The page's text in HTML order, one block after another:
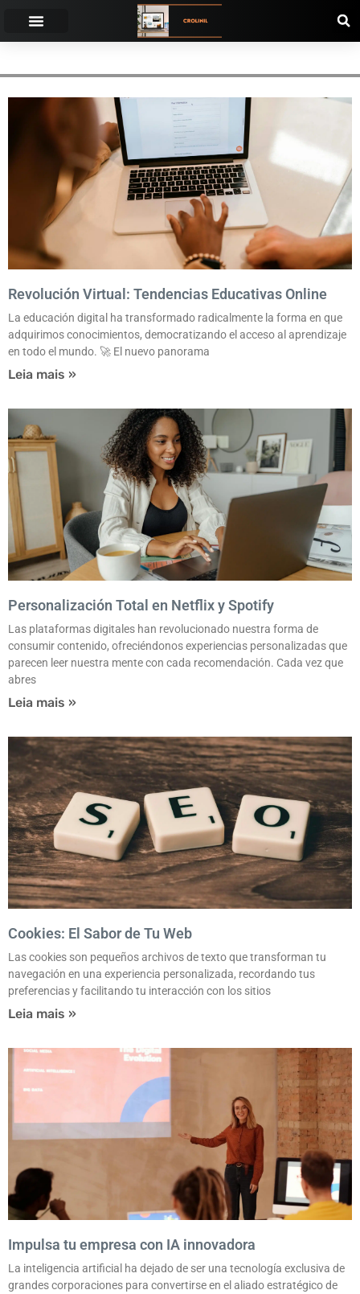
Revolución Virtual: Tendencias Educativas Online
La educación digital ha transformado radicalmente la forma en que
adquirimos conocimientos, democratizando el acceso al aprendizaje
en todo el mundo. 🚀 El nuevo panorama
Leia mais »
Personalización Total en Netflix y Spotify
Las plataformas digitales han revolucionado nuestra forma de
consumir contenido, ofreciéndonos experiencias personalizadas que
parecen leer nuestra mente con cada recomendación. Cada vez que
abres
Leia mais »
Cookies: El Sabor de Tu Web
Las cookies son pequeños archivos de texto que transforman tu
navegación en una experiencia personalizada, recordando tus
preferencias y facilitando tu interacción con los sitios
Leia mais »
Impulsa tu empresa con IA innovadora
La inteligencia artificial ha dejado de ser una tecnología exclusiva de
grandes corporaciones para convertirse en el aliado estratégico de